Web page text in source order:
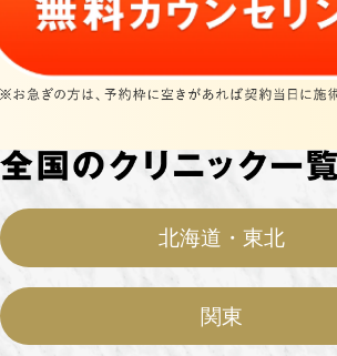
北海道・東北
関東